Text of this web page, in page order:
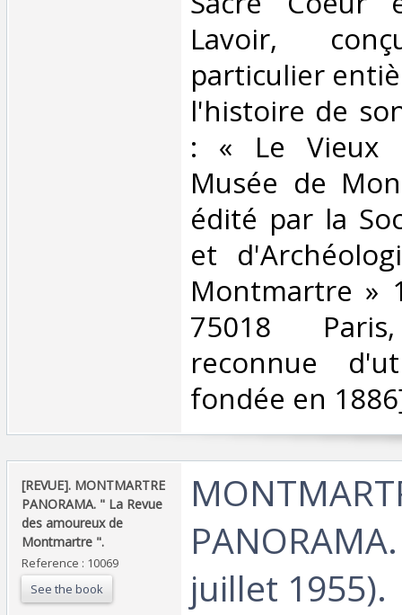
Lavoir,
particulier
l'histoire de
: « Le Vieux
Musée de
édité par la
et
Montmartre »
75018
reconnue
fondée en
‎[REVUE]. MONTMARTRE
PANORAMA. " La Revue
des amoureux de
Montmartre ".‎
Reference : 10069
See the book
juillet 1955).‎